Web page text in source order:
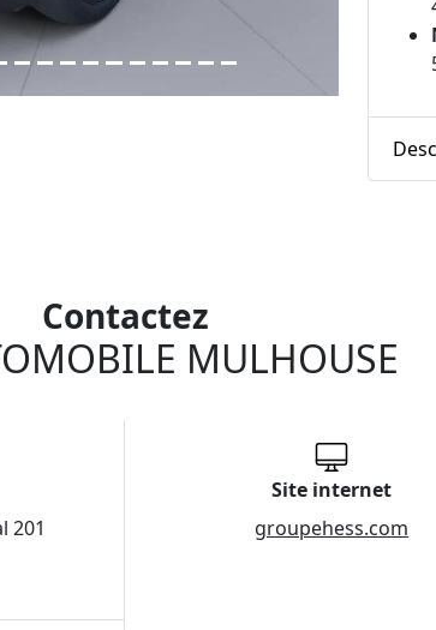
Contactez
MULHOUSE
201
Site internet
groupehess.com